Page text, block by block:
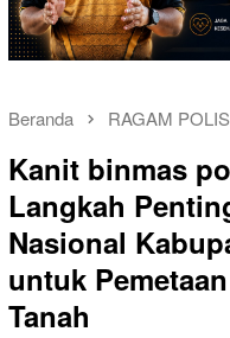
Beranda RAGAM
Kanit binmas
Langkah
Nasional
untuk
Tanah